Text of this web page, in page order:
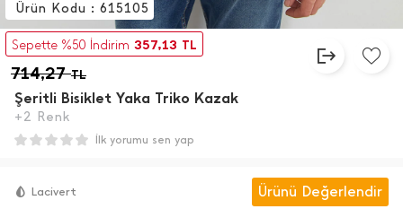
Sepette %50 İndirim 357,13 TL
714,27TL
Şeritli Bisiklet Yaka Triko Kazak
+2 Renk
Ürün Kodu : 615105
İlk yorumu sen yap
Lacivert Ürünü Değerlendir